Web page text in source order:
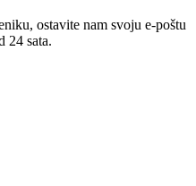
ostavite nam svoju e-poštu
24 sata.